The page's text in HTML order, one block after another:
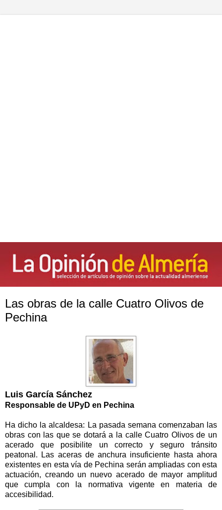
Las obras de la calle Cuatro Olivos de
Pechina
Luis García Sánchez
Responsable de UPyD en Pechina
Ha dicho la alcaldesa: La pasada semana comenzaban las
obras con las que se dotará a la calle Cuatro Olivos de un
acerado que posibilite un correcto y seguro tránsito
peatonal. Las aceras de anchura insuficiente hasta ahora
existentes en esta vía de Pechina serán ampliadas con esta
actuación, creando un nuevo acerado de mayor amplitud
que cumpla con la normativa vigente en materia de
accesibilidad.